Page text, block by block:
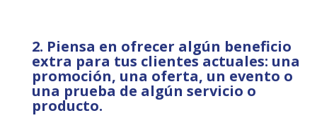
2. Piensa en ofrecer algún beneficio
extra para tus clientes actuales: una
promoción, una oferta, un evento o
una prueba de algún servicio o
producto.